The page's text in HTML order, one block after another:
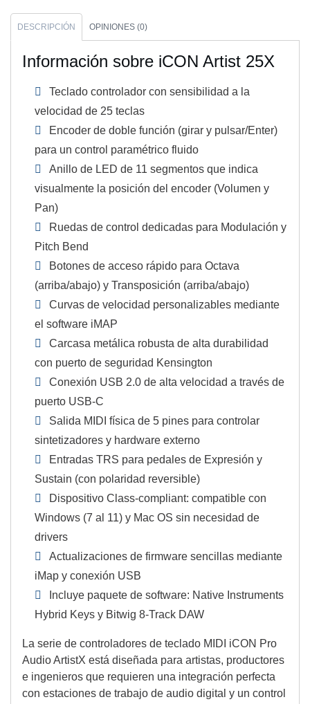
DESCRIPCIÓN OPINIONES (0)
Información sobre iCON Artist 25X
Teclado controlador con sensibilidad a la
velocidad de 25 teclas
Encoder de doble función (girar y pulsar/Enter)
para un control paramétrico fluido
Anillo de LED de 11 segmentos que indica
visualmente la posición del encoder (Volumen y
Pan)
Ruedas de control dedicadas para Modulación y
Pitch Bend
Botones de acceso rápido para Octava
(arriba/abajo) y Transposición (arriba/abajo)
Curvas de velocidad personalizables mediante
el software iMAP
Carcasa metálica robusta de alta durabilidad
con puerto de seguridad Kensington
Conexión USB 2.0 de alta velocidad a través de
puerto USB-C
Salida MIDI física de 5 pines para controlar
sintetizadores y hardware externo
Entradas TRS para pedales de Expresión y
Sustain (con polaridad reversible)
Dispositivo Class-compliant: compatible con
Windows (7 al 11) y Mac OS sin necesidad de
drivers
Actualizaciones de firmware sencillas mediante
iMap y conexión USB
Incluye paquete de software: Native Instruments
Hybrid Keys y Bitwig 8-Track DAW
La serie de controladores de teclado MIDI iCON Pro
Audio ArtistX está diseñada para artistas, productores
e ingenieros que requieren una integración perfecta
con estaciones de trabajo de audio digital y un control